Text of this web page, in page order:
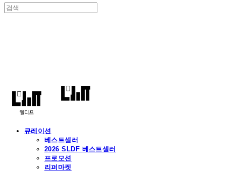
큐레이션
베스트셀러
2026 SLDF 베스트셀러
프로모션
리퍼마켓